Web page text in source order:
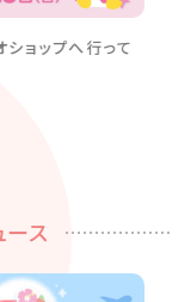
ョップへ行って
ス